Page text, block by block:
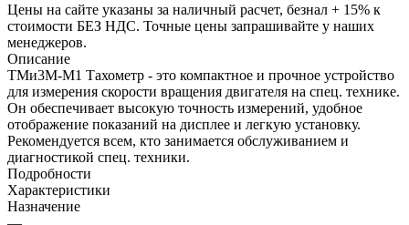
Цены на сайте указаны за наличный расчет, безнал + 15% к
стоимости БЕЗ НДС. Точные цены запрашивайте у наших
менеджеров.
Описание
ТМи3М-М1 Тахометр - это компактное и прочное устройство
для измерения скорости вращения двигателя на спец. технике.
Он обеспечивает высокую точность измерений, удобное
отображение показаний на дисплее и легкую установку.
Рекомендуется всем, кто занимается обслуживанием и
диагностикой спец. техники.
Подробности
Характеристики
Назначение